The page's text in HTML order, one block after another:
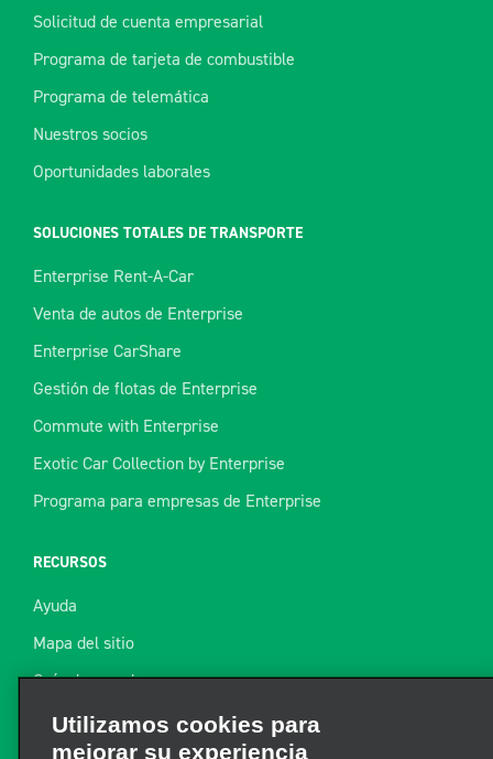
Solicitud de cuenta empresarial
Programa de tarjeta de combustible
Programa de telemática
Nuestros socios
Oportunidades laborales
SOLUCIONES TOTALES DE TRANSPORTE
Enterprise Rent-A-Car
Venta de autos de Enterprise
Enterprise CarShare
Gestión de flotas de Enterprise
Commute with Enterprise
Exotic Car Collection by Enterprise
Programa para empresas de Enterprise
RECURSOS
Ayuda
Mapa del sitio
Guía de remolque
Recursos
Utilizamos cookies para
mejorar su experiencia